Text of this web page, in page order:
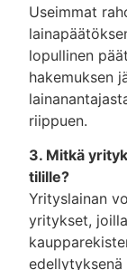
Useimmat
lopullinen
hakemuksen
riippuen.
3. Mitkä
tilille?
Yrityslainan
yritykset,
edellytyksenä